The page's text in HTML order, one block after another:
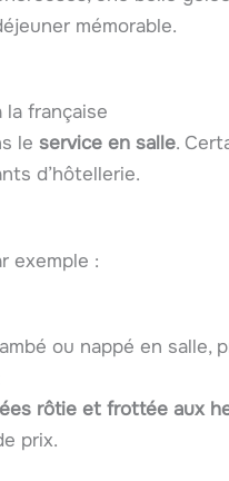
mémorable.
la française
le service en salle.
d’hôtellerie.
exemple :
ou nappé en salle,
rôtie et frottée aux
prix.